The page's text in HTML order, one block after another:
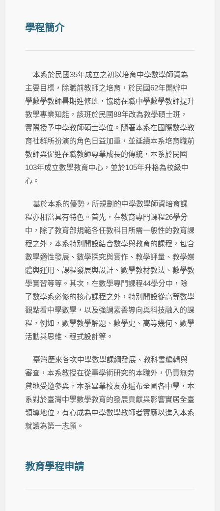
學程簡介
本系於民國35年成立之初以培育中學數學師資為
主要目標，除職前教師之培育，於民國62年開辦中
學數學教師暑期進修班，協助在職中學數學教師提升
教學專業知能，該班於民國88年改為教學碩士班，
實際授予中學教師碩士學位。隨著本系在國際數學教
育社群所扮演的角色日益加重，並延續本系培育職前
教師與促進在職教師專業成長的傳統，本系於民國
103年成立數學教育中心，並於105年升格為校級中
心。
基於本系的優勢，所規劃的中學數學師資培育課
程亦相當具有特色。首先，在教育專門課程26學分
中，除了教育部規範各任教科目所需一般性的教育課
程之外，本系特別開設結合數學與教育的課程，包含
數學適性發展、數學探究與實作、教學評量、教學媒
體與運用、課程發展與設計、數學教材教法、數學教
學實習等等。其次，在數學專門課程44學分中，除
了數學系必修的核心課程之外，特別開設從高等數學
觀點看中學數學，以及強調素養導向與科技融入的課
程，例如，數學教學解題、數學史、高等幾何、數學
活動與思維、程式設計等。
臺灣歷來各次中學數學課綱發展、教科書編輯與
審查，本系教授在從事學術研究的本職外，仍責無旁
貸地受邀參與，本系畢業校友亦遍布全國各中學，本
系對於臺灣中學數學教育的發展貢獻與影響實居全臺
領導地位，有心成為中學數學教師者實應以進入本系
就讀為第一志願。
教育學程申請